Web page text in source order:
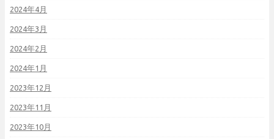
2024年4月
2024年3月
2024年2月
2024年1月
2023年12月
2023年11月
2023年10月